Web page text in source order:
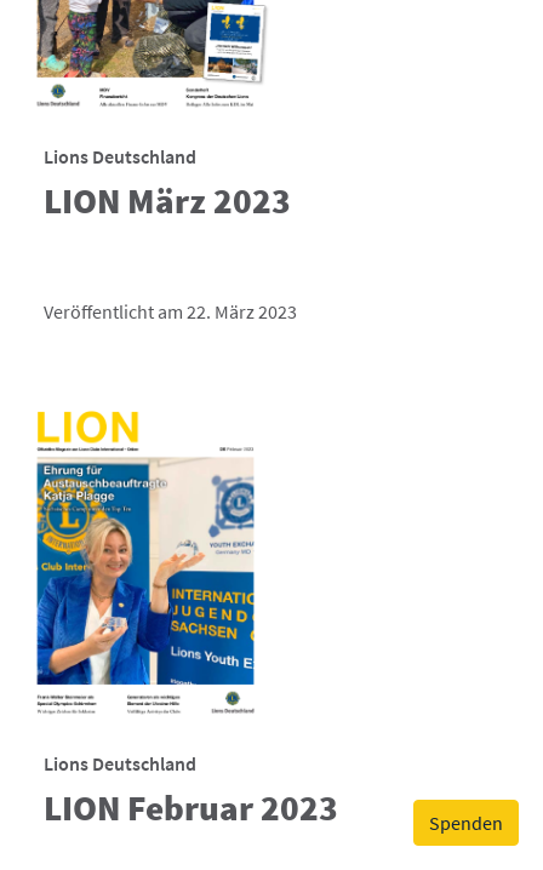
Spenden
Lions Deutschland
LION März 2023
Veröffentlicht am 22. März 2023
Lions Deutschland
LION Februar 2023